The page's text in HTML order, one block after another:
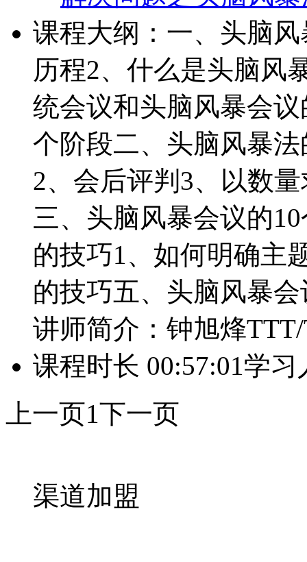
课程大纲：一、头脑
历程2、什么是头脑风
统会议和头脑风暴会
个阶段二、头脑风暴
2、会后评判3、以数
三、头脑风暴会议的
的技巧1、如何明确主
的技巧五、头脑风暴
讲师简介：钟旭烽
课程时长 00:57:01学
上一页1下一页
渠道加盟